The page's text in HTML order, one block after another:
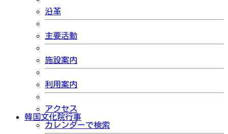
沿革
主要活動
施設案内
利用案内
アクセス
韓国文化院行事
カレンダーで検索